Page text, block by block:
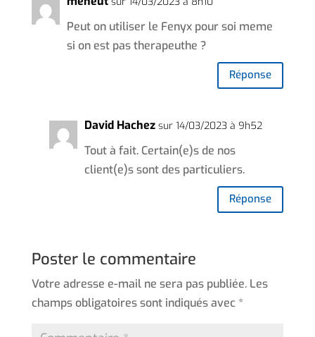
Peut on utiliser le Fenyx pour soi meme
si on est pas therapeuthe ?
Réponse
David Hachez sur 14/03/2023 à 9h52
Tout à fait. Certain(e)s de nos
client(e)s sont des particuliers.
Réponse
Poster le commentaire
Votre adresse e-mail ne sera pas publiée. Les
champs obligatoires sont indiqués avec *